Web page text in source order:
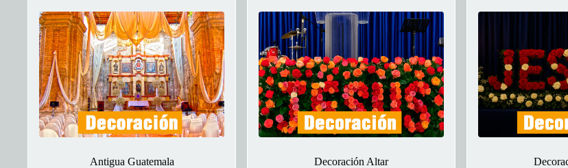
Antigua Guatemala Decoración Altar